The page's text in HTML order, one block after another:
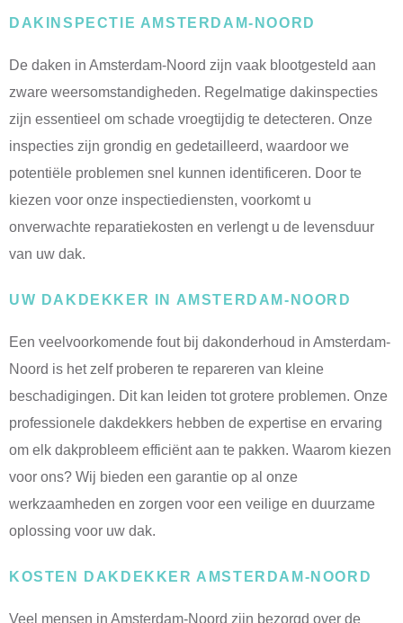
DAKINSPECTIE AMSTERDAM-NOORD
De daken in Amsterdam-Noord zijn vaak blootgesteld aan
zware weersomstandigheden. Regelmatige dakinspecties
zijn essentieel om schade vroegtijdig te detecteren. Onze
inspecties zijn grondig en gedetailleerd, waardoor we
potentiële problemen snel kunnen identificeren. Door te
kiezen voor onze inspectiediensten, voorkomt u
onverwachte reparatiekosten en verlengt u de levensduur
van uw dak.
UW DAKDEKKER IN AMSTERDAM-NOORD
Een veelvoorkomende fout bij dakonderhoud in Amsterdam-
Noord is het zelf proberen te repareren van kleine
beschadigingen. Dit kan leiden tot grotere problemen. Onze
professionele dakdekkers hebben de expertise en ervaring
om elk dakprobleem efficiënt aan te pakken. Waarom kiezen
voor ons? Wij bieden een garantie op al onze
werkzaamheden en zorgen voor een veilige en duurzame
oplossing voor uw dak.
KOSTEN DAKDEKKER AMSTERDAM-NOORD
Veel mensen in Amsterdam-Noord zijn bezorgd over de